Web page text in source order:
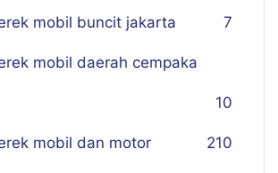
mobil buncit jakarta 7
mobil daerah cempaka
10
mobil dan motor 210